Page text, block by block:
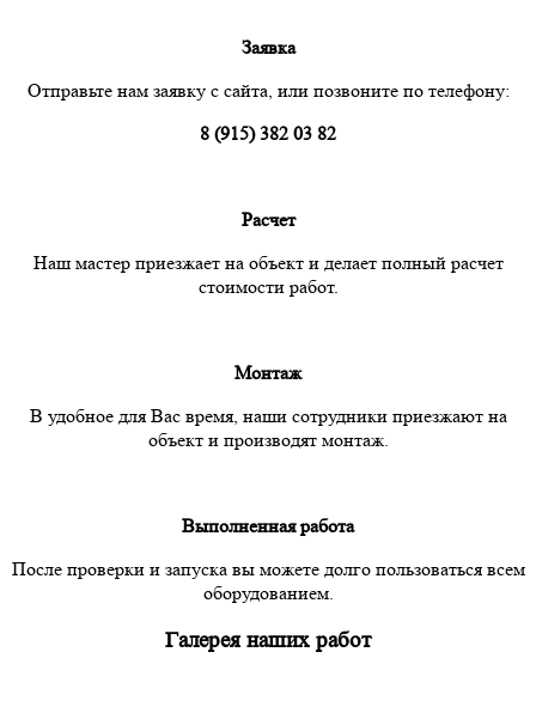
Заявка
Отправьте нам заявку с сайта, или позвоните по телефону:
8 (915) 382 03 82
Расчет
Наш мастер приезжает на объект и делает полный расчет
стоимости работ.
Монтаж
В удобное для Вас время, наши сотрудники приезжают на
объект и производят монтаж.
Выполненная работа
После проверки и запуска вы можете долго пользоваться всем
оборудованием.
Галерея наших работ